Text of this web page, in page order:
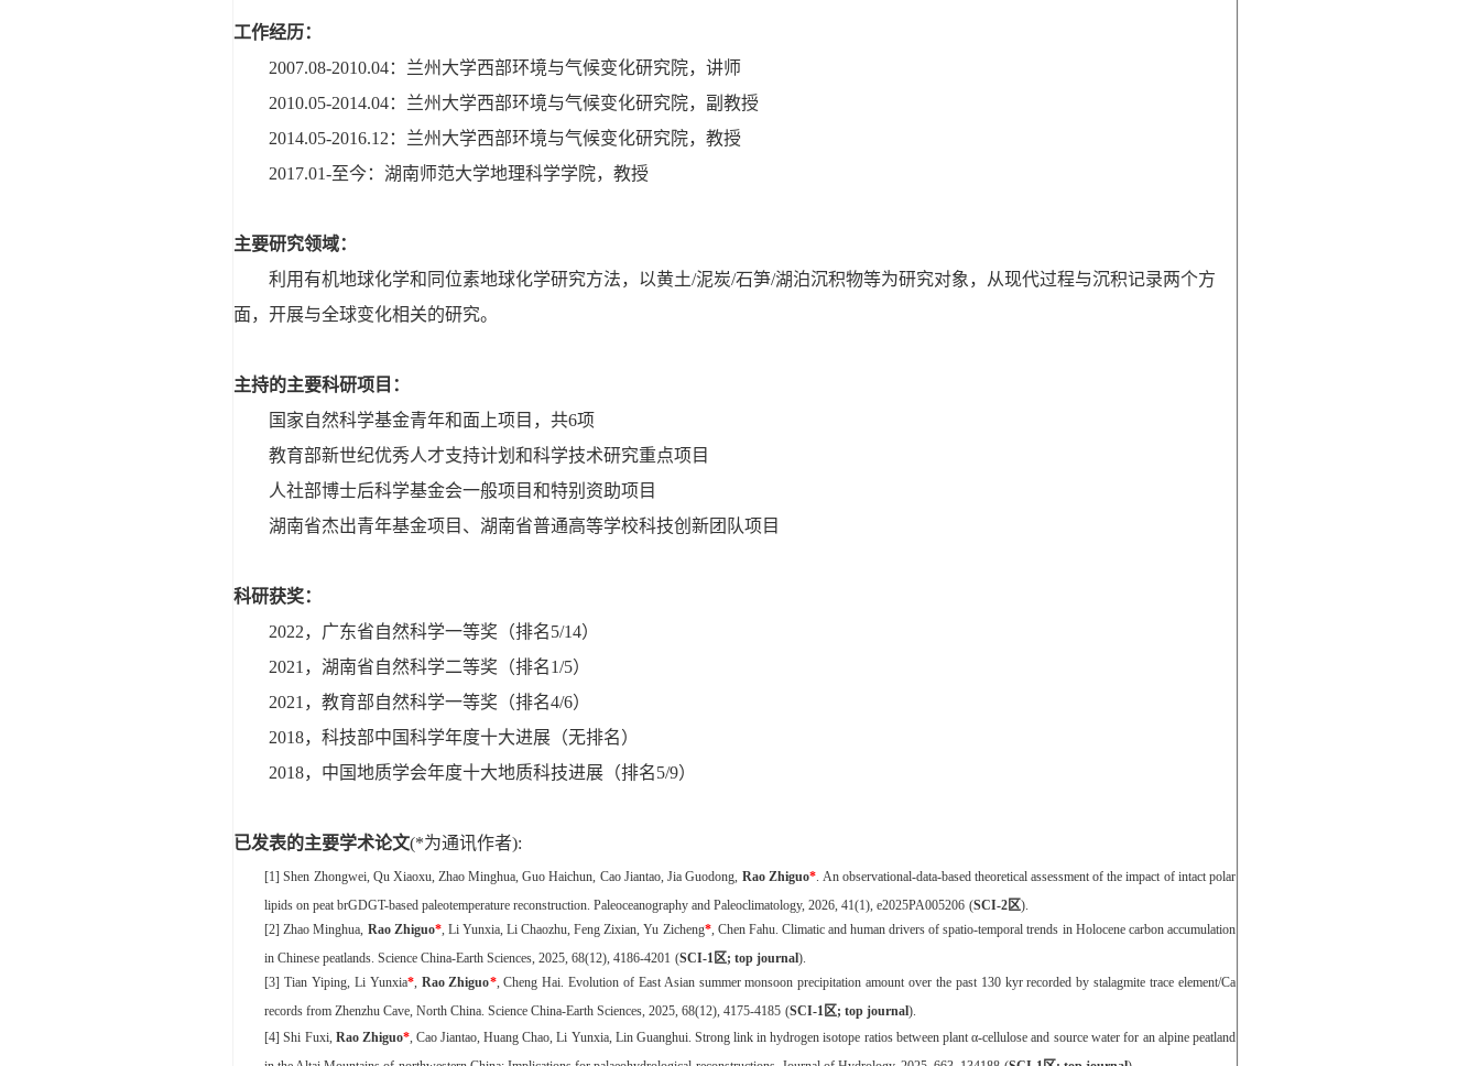
工作经历：
2007.08-2010.04：兰州大学西部环境与气候变化研究院，讲师
2010.05-2014.04：兰州大学西部环境与气候变化研究院，副教授
2014.05-2016.12：兰州大学西部环境与气候变化研究院，教授
2017.01-至今：湖南师范大学地理科学学院，教授
主要研究领域：
利用有机地球化学和同位素地球化学研究方法，以黄土/泥炭/石笋/湖泊沉积物等为研究对象，从现代过程与沉积记录两个方
面，开展与全球变化相关的研究。
主持的主要科研项目：
国家自然科学基金青年和面上项目，共6项
教育部新世纪优秀人才支持计划和科学技术研究重点项目
人社部博士后科学基金会一般项目和特别资助项目
湖南省杰出青年基金项目、湖南省普通高等学校科技创新团队项目
科研获奖：
2022，广东省自然科学一等奖（排名5/14）
2021，湖南省自然科学二等奖（排名1/5）
2021，教育部自然科学一等奖（排名4/6）
2018，科技部中国科学年度十大进展（无排名）
2018，中国地质学会年度十大地质科技进展（排名5/9）
已发表的主要学术论文(*为通讯作者):
[1]Shen Zhongwei, QuXiaoxu, Zhao Minghua, Guo Haichun, Cao Jiantao, JiaGuodong, Rao Zhiguo*. An observational-data-based theoretical assessment of the impact of intact polar
lipids on peat brGDGT-based paleotemperature reconstruction.Paleoceanography and Paleoclimatology, 2026, 41(1), e2025PA005206 (SCI-2区).
[2]ZhaoMinghua, Rao Zhiguo*, Li Yunxia, Li Chaozhu, Feng Zixian, Yu Zicheng*, Chen Fahu. Climatic and human drivers of spatio-temporal trends in Holocene carbon accumulation
in Chinese peatlands.Science China-Earth Sciences, 2025, 68(12), 4186-4201 (SCI-1区; top journal).
[3]Tian Yiping, LiYunxia*, Rao Zhiguo*, Cheng Hai. Evolution of East Asian summer monsoon precipitation amount over the past 130 kyr recorded by stalagmite trace element/Ca
records from Zhenzhu Cave, North China.Science China-Earth Sciences, 2025, 68(12), 4175-4185 (SCI-1区; top journal).
[4]Shi Fuxi, Rao Zhiguo*, Cao Jiantao, Huang Chao, Li Yunxia, Lin Guanghui. Strong link in hydrogen isotope ratios between plant α-cellulose and source water for an alpine peatland